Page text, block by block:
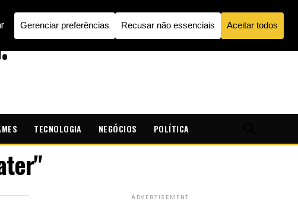
TECNOLOGIA NEGÓCIOS POLÍTICA
ADVERTISEMENT